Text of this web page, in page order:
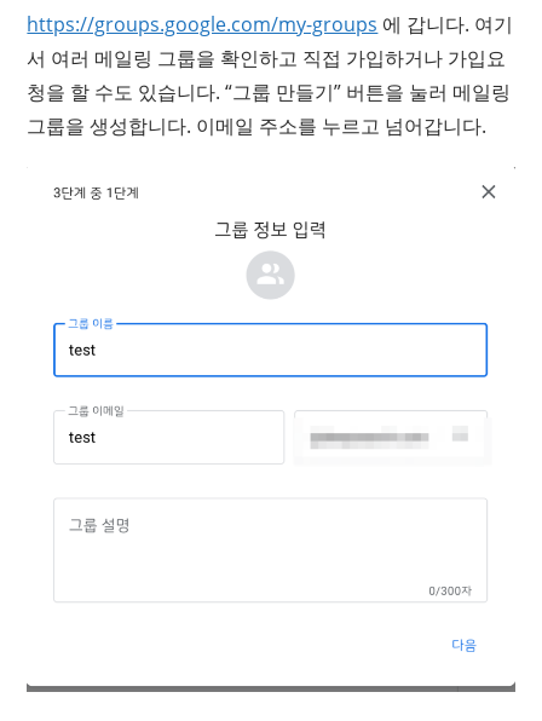
https://groups.google.com/my-groups 에 갑니다. 여기
서 여러 메일링 그룹을 확인하고 직접 가입하거나 가입요
청을 할 수도 있습니다. “그룹 만들기” 버튼을 눌러 메일링
그룹을 생성합니다. 이메일 주소를 누르고 넘어갑니다.